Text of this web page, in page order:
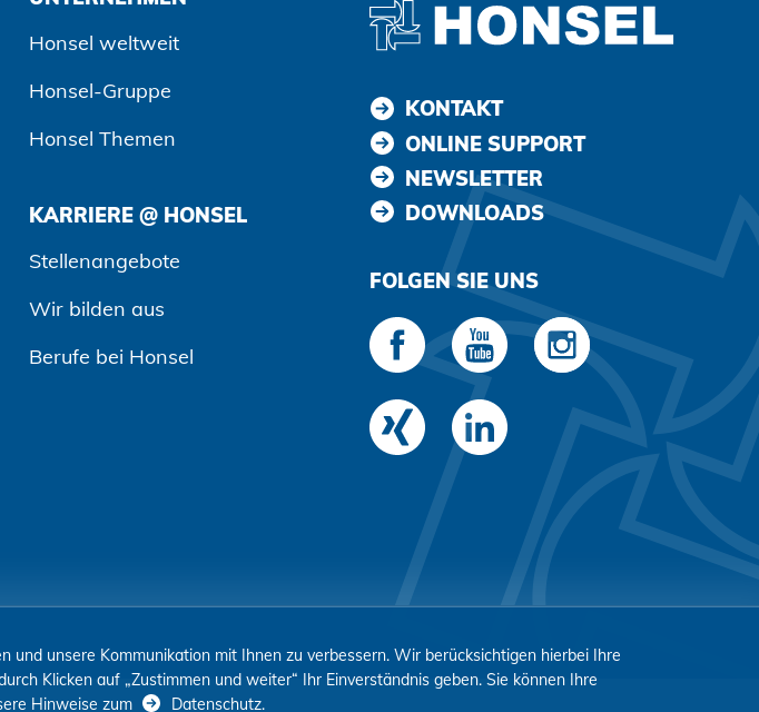
Honsel weltweit
Honsel-Gruppe
Honsel Themen
KARRIERE @ HONSEL
Stellenangebote
Wir bilden aus
Berufe bei Honsel
KONTAKT
ONLINE SUPPORT
NEWSLETTER
DOWNLOADS
FOLGEN SIE UNS
unsere Kommunikation mit Ihnen zu verbessern. Wir berücksichtigen hierbei Ihre
Klicken auf „Zustimmen und weiter“ Ihr Einverständnis geben. Sie können Ihre
Hinweise zum
Datenschutz.